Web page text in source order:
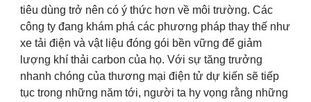
tiêu dùng trở nên có ý thức hơn về môi trường. Các
công ty đang khám phá các phương pháp thay thế như
xe tải điện và vật liệu đóng gói bền vững để giảm
lượng khí thải carbon của họ. Với sự tăng trưởng
nhanh chóng của thương mại điện tử dự kiến sẽ tiếp
tục trong những năm tới, người ta hy vọng rằng những